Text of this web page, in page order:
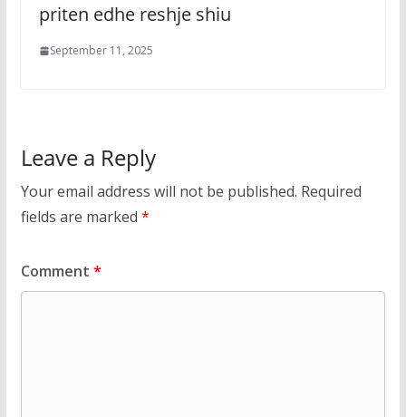
priten edhe reshje shiu
September 11, 2025
Leave a Reply
Your email address will not be published. Required
fields are marked *
Comment *